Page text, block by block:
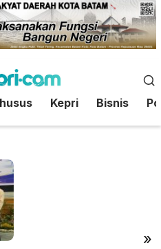
Kepri Bisnis
»
Pertamina Patra Niaga
Salurkan Bantuan untuk
Masyarakat Terdampak
Bencana Banjir di Sumatera
Barat